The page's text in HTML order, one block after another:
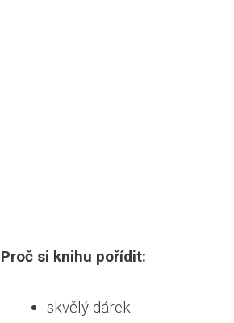
Proč si knihu pořídit:
skvělý dárek